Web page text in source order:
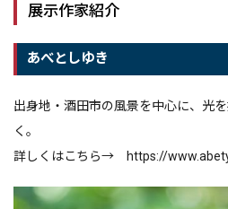
展示作家紹介
あべとしゆき
出身地・酒田市の風景を中心に、光
く。
詳しくはこちら→
https://